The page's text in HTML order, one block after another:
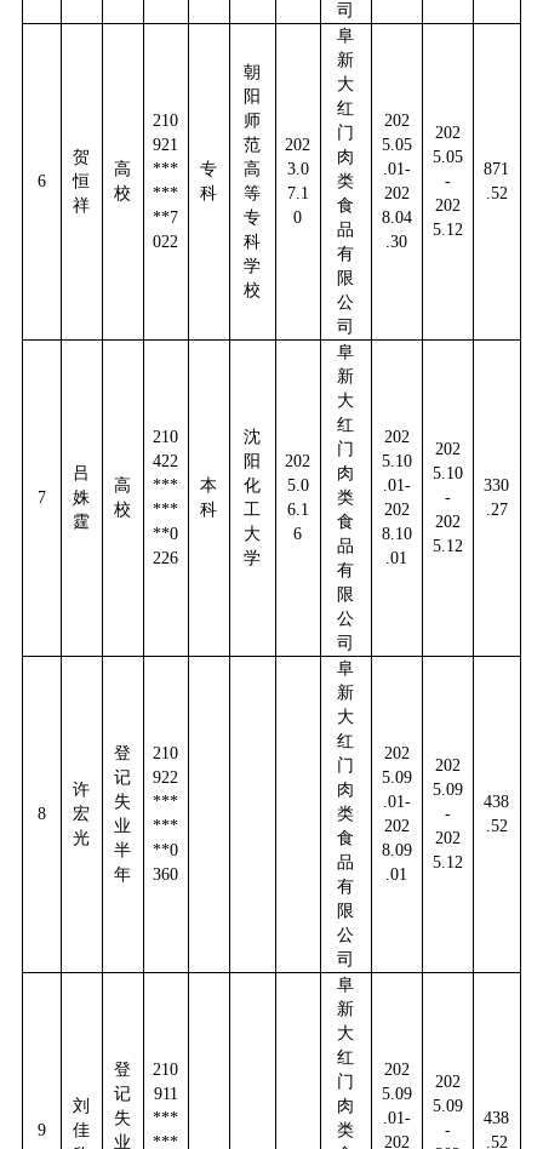
司
6
贺
恒
祥
高
校
210
921
***
***
**7
022
专
科
朝
阳
师
范
高
等
专
科
学
校
202
3.0
7.1
0
阜
新
大
红
门
肉
类
食
品
有
限
公
司
202
5.05
.01-
202
8.04
.30
202
5.05
-
202
5.12
871
.52
7
吕
姝
霆
高
校
210
422
***
***
**0
226
本
科
沈
阳
化
工
大
学
202
5.0
6.1
6
阜
新
大
红
门
肉
类
食
品
有
限
公
司
202
5.10
.01-
202
8.10
.01
202
5.10
-
202
5.12
330
.27
8
许
宏
光
登
记
失
业
半
年
210
922
***
***
**0
360
阜
新
大
红
门
肉
类
食
品
有
限
公
司
202
5.09
.01-
202
8.09
.01
202
5.09
-
202
5.12
438
.52
9
刘
佳
登
记
失
业
210
911
***
***
阜
新
大
红
门
肉
类
202
5.09
.01-
202
202
5.09
-
438
.52